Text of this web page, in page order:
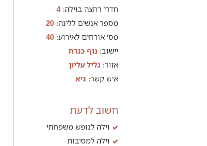
חדרי רחצה בוילה: 4
מספר אנשים ללינה: 20
מס' אורחים לאירוע: 40
יישוב: נוף כנרת
אזור: גליל עליון
איש קשר: גיא
חשוב לדעת
וילה לנופש משפחתי
וילה למסיבות